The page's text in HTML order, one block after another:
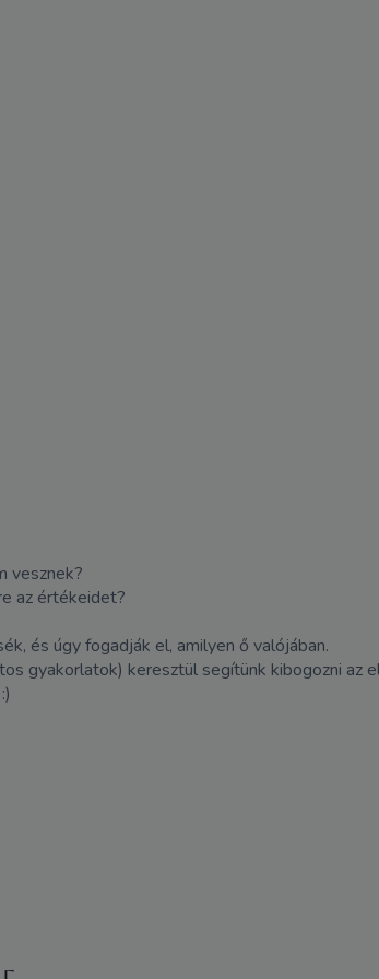
vesznek?
az értékeidet?
és úgy fogadják el, amilyen ő valójában.
gyakorlatok) keresztül segítünk kibogozni az